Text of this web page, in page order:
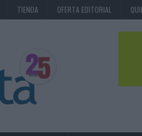
TIENDA OFERTA EDITORIAL